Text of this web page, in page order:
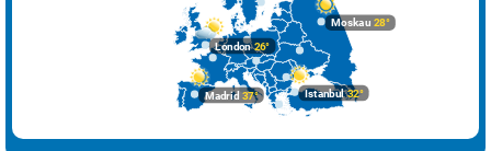
Istanbul32°
Madrid 37°
Moskau 28°
London26°